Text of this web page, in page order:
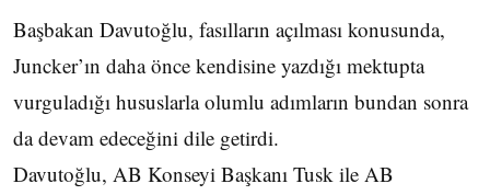
Başbakan Davutoğlu, fasılların açılması konusunda,
Juncker’ın daha önce kendisine yazdığı mektupta
vurguladığı hususlarla olumlu adımların bundan sonra
da devam edeceğini dile getirdi.
Davutoğlu, AB Konseyi Başkanı Tusk ile AB